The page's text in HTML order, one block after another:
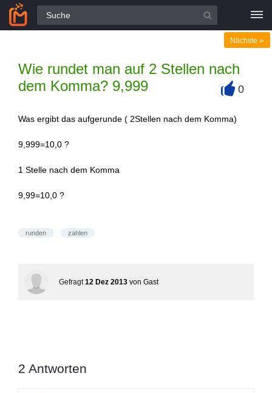
Alle Fragen
Wie rundet man auf 2 Stellen nach
dem Komma? 9,999
Nächste »
0
Was ergibt das aufgerunde ( 2Stellen nach dem Komma)
9,999=10,0 ?
1 Stelle nach dem Komma
9,99=10,0 ?
runden zahlen
Gefragt 12 Dez 2013 von Gast
2 Antworten